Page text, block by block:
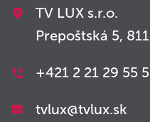
TV LUX s.r.o.
Prepoštská 5,
+421 2 21 29 55
tvlux@tvlux.sk